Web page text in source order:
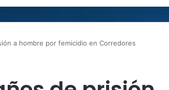
a hombre por femicidio en Corredores